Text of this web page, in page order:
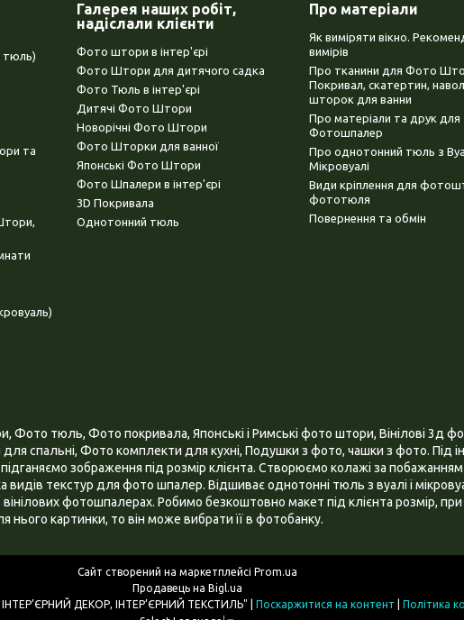
тюль)
та
Галерея наших робіт,
надіслали клієнти
Фото штори в інтер'єрі
Фото Штори для дитячого садка
Фото Тюль в інтер'єрі
Дитячі Фото Штори
Новорічні Фото Штори
Фото Шторки для ванної
Японські Фото Штори
Фото Шпалери в інтер'єрі
3D Покривала
Однотонний тюль
Про матеріали
Як виміряти вікно.
вимірів
Про тканини для Фото
Покривал, скатертин,
шторок для ванни
Про матеріали та друк для
Фотошпалер
Про однотонний тюль з
Мікровуалі
Види кріплення для
фототюля
Повернення та обмін
тюль, Фото покривала, Японські і Римські фото штори, Вінілові 3д
спальні, Фото комплекти для кухні, Подушки з фото, чашки з фото. Під
зображення під розмір клієнта. Створюємо колажі за побажанням
видів текстур для фото шпалер. Відшиває однотонні тюль з вуалі і
фотошпалерах. Робимо безкоштовно макет під клієнта розмір,
нього картинки, то він може вибрати її в фотобанку.
Сайт створений на маркетплейсі Prom.ua
Продавець на Bigl.ua
Поскаржитися на контент
Політика